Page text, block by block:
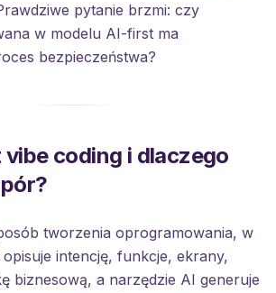
pytanie brzmi: czy
w modelu AI-first ma
bezpieczeństwa?
coding i dlaczego
tworzenia oprogramowania, w
intencję, funkcje, ekrany,
biznesową, a narzędzie AI generuje